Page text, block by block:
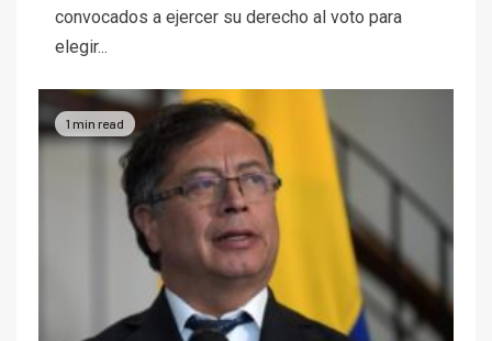
convocados a ejercer su derecho al voto para
elegir...
1 min read